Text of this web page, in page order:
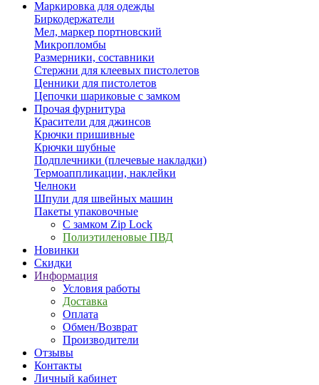
Маркировка для одежды
Биркодержатели
Мел, маркер портновский
Микропломбы
Размерники, составники
Стержни для клеевых пистолетов
Ценники для пистолетов
Цепочки шариковые с замком
Прочая фурнитура
Красители для джинсов
Крючки пришивные
Крючки шубные
Подплечники (плечевые накладки)
Термоаппликации, наклейки
Челноки
Шпули для швейных машин
Пакеты упаковочные
С замком Zip Lock
Полиэтиленовые ПВД
Новинки
Скидки
Информация
Условия работы
Доставка
Оплата
Обмен/Возврат
Производители
Отзывы
Контакты
Личный кабинет